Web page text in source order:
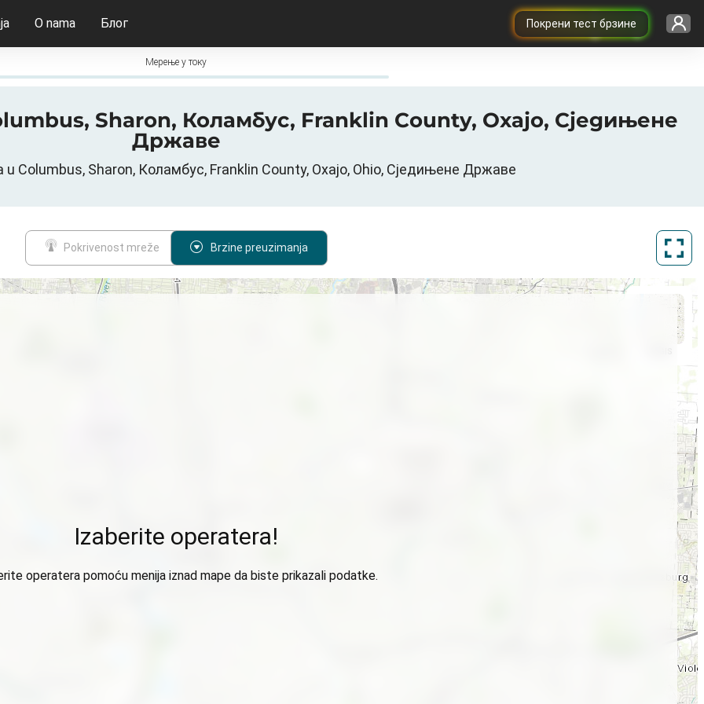
Покрени тест брзине
O nama Блог
Мерење у току
Sharon, Коламбус, Franklin County, Охајо, Сједињене
Државе
Columbus, Sharon, Коламбус, Franklin County, Охајо, Ohio, Сједињене Државе
Pokrivenost mreže Brzine preuzimanja
Izaberite operatera!
operatera pomoću menija iznad mape da biste prikazali podatke.